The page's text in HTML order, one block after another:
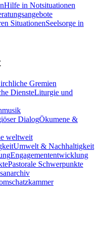
Hilfe in Notsituationen
Seelsorge in
Gremien
Liturgie und
Ökumene &
weltweit
Umwelt & Nachhaltigkeit
Engagemententwicklung
Pastorale Schwerpunkte